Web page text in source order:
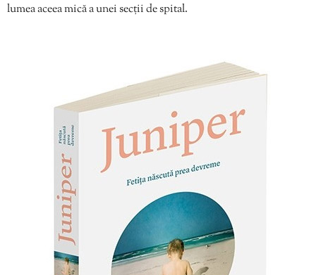
lumea aceea mică a unei secții de spital.